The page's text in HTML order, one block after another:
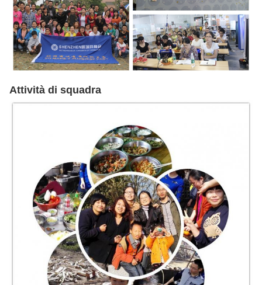
Attività di squadra